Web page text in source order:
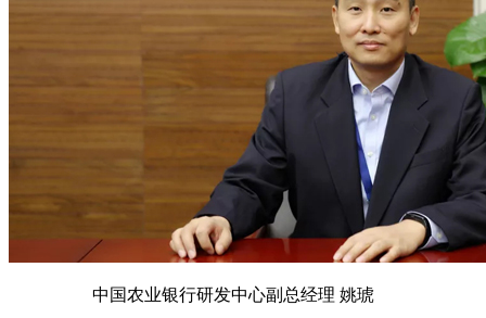
中国农业银行研发中心副总经理 姚琥